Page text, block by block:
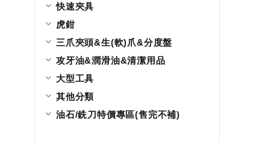
快速夾具
虎鉗
三爪夾頭&生(軟)爪&分度盤
攻牙油&潤滑油&清潔用品
大型工具
其他分類
油石/銑刀特價專區(售完不補)